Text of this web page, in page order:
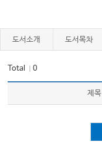
도서소개 도서목차
Total ｜0
제목